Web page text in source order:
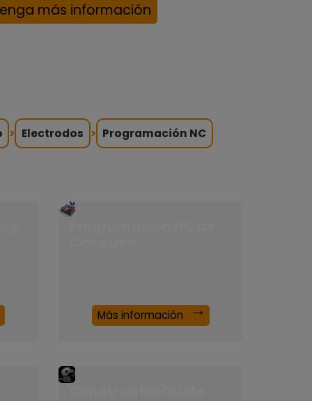
más información
> Electrodos > Programación NC
Más información